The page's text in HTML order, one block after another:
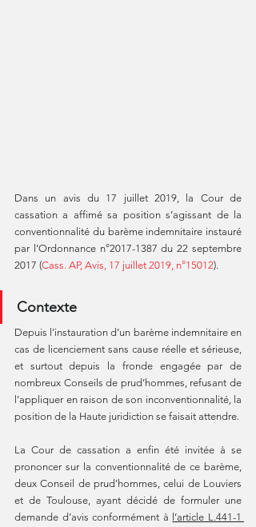
Dans un avis du 17 juillet 2019, la Cour de
cassation a affimé sa position s’agissant de la
conventionnalité du barème indemnitaire instauré
par l’Ordonnance n°2017-1387 du 22 septembre
2017 (Cass. AP, Avis, 17 juillet 2019, n°15012).
Contexte
Depuis l’instauration d’un barème indemnitaire en
cas de licenciement sans cause réelle et sérieuse,
et surtout depuis la fronde engagée par de
nombreux Conseils de prud’hommes, refusant de
l’appliquer en raison de son inconventionnalité, la
position de la Haute juridiction se faisait attendre.
La Cour de cassation a enfin été invitée à se
prononcer sur la conventionnalité de ce barème,
deux Conseil de prud’hommes, celui de Louviers
et de Toulouse, ayant décidé de formuler une
demande d’avis conformément à l’article L.441-1